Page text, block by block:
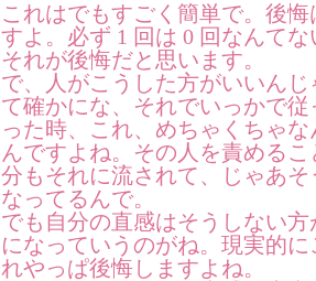
これはでもすごく簡単で。後
すよ。必ず 1 回は 0 回なんて
それが後悔だと思います。
で、人がこうした方がいいん
て確かにな、それでいっかで
った時、これ、めちゃくちゃ
んですよね。その人を責める
分もそれに流されて、じゃあ
なってるんで。
でも自分の直感はそうしない
になっていうのがね。現実的
れやっぱ後悔しますよね。